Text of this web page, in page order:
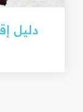
دليل